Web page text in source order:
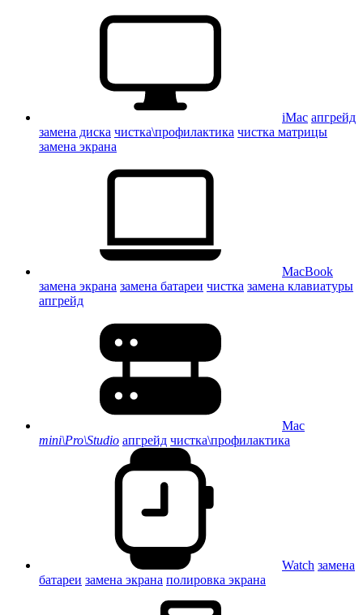
iMac апгрейд
замена диска чистка\профилактика чистка матрицы
замена экрана
MacBook
замена экрана замена батареи чистка замена клавиатуры
апгрейд
Mac
mini\Pro\Studio апгрейд чистка\профилактика
Watch замена
батареи замена экрана полировка экрана